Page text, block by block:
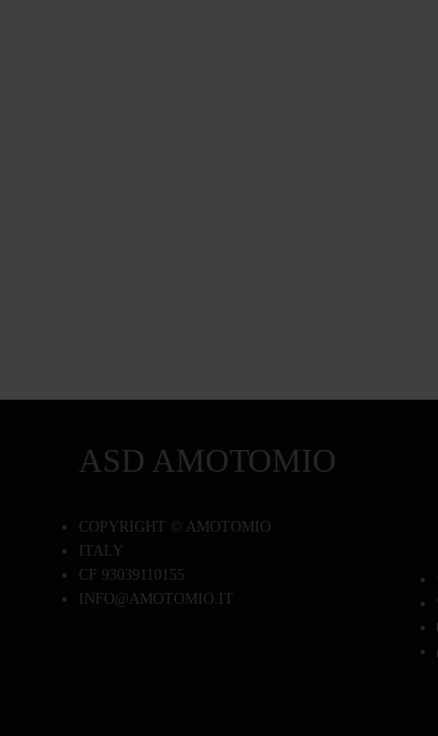
ASD AMOTOMIO
COPYRIGHT © AMOTOMIO
ITALY
CF 93039110155
INFO@AMOTOMIO.IT